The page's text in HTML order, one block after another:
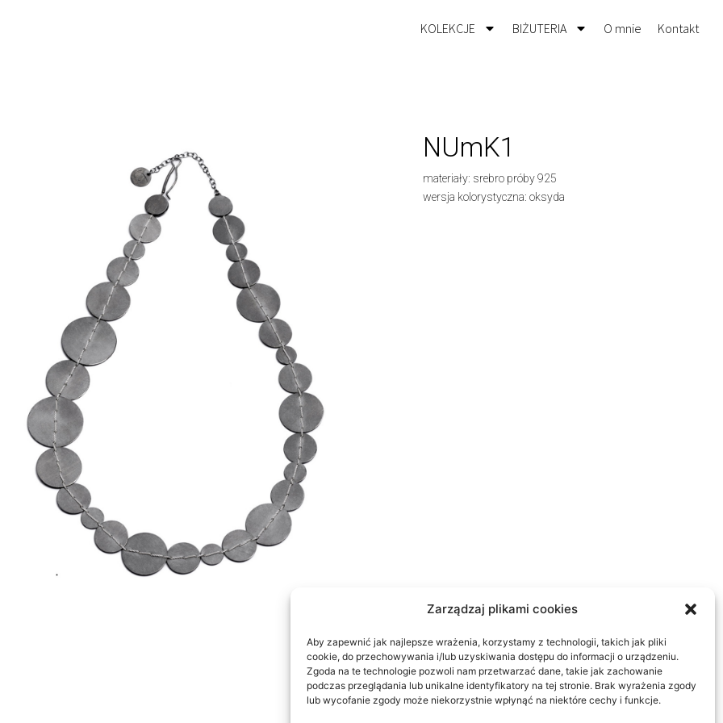
Zarządzaj plikami cookies
Aby zapewnić jak najlepsze wrażenia, korzystamy z technologii, takich jak pliki
cookie, do przechowywania i/lub uzyskiwania dostępu do informacji o urządzeniu.
Zgoda na te technologie pozwoli nam przetwarzać dane, takie jak zachowanie
podczas przeglądania lub unikalne identyfikatory na tej stronie. Brak wyrażenia zgody
lub wycofanie zgody może niekorzystnie wpłynąć na niektóre cechy i funkcje.
KOLEKCJE BIŻUTERIA O mnie Kontakt
NUmK1
materiały: srebro próby 925
wersja kolorystyczna: oksyda